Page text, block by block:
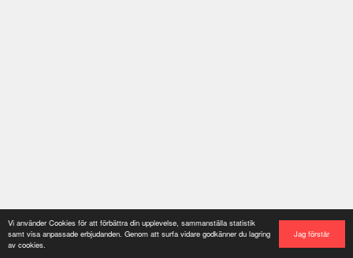
Jag förstår
Vi använder Cookies för att förbättra din upplevelse, sammanställa statistik
samt visa anpassade erbjudanden. Genom att surfa vidare godkänner du lagring
av cookies.